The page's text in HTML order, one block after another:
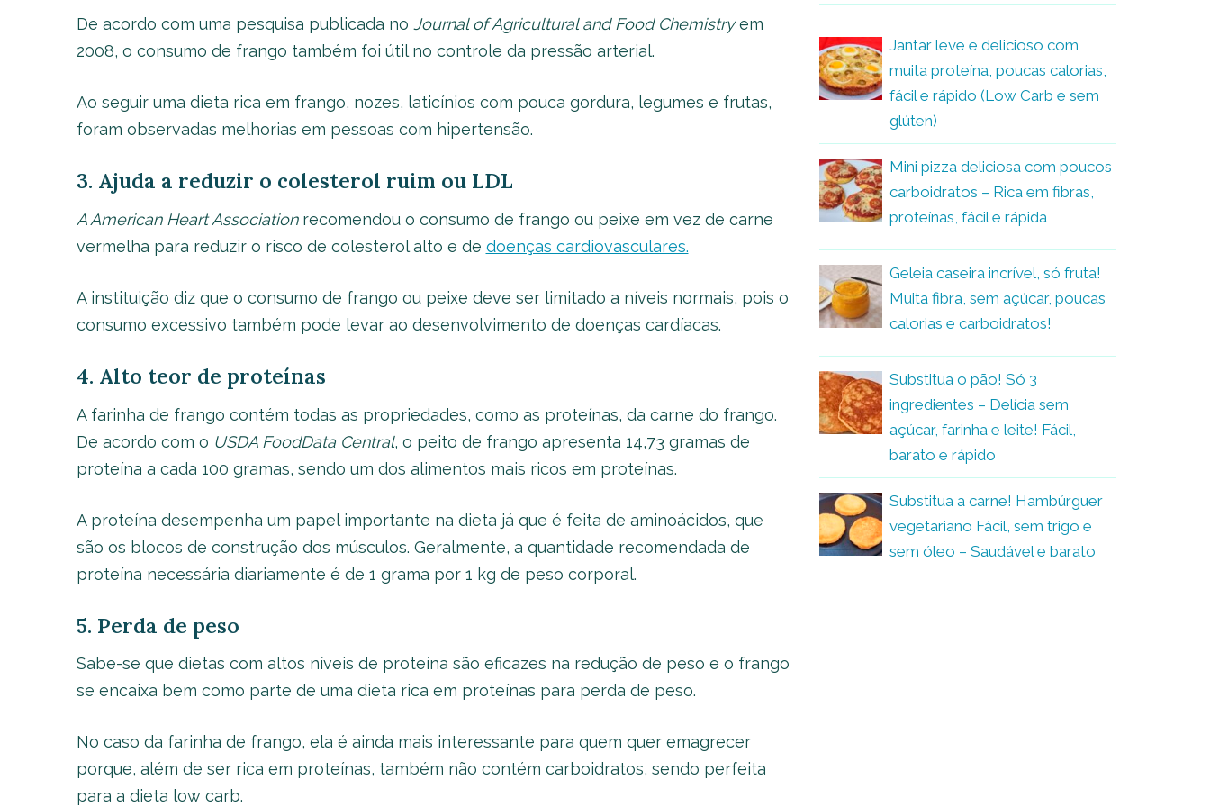
De acordo com uma pesquisa publicada no Journal of Agricultural and Food Chemistryem
2008, o consumo de frango também foi útil no controle da pressão arterial.
Ao seguir uma dieta rica em frango, nozes, laticínios com pouca gordura, legumes e frutas,
foram observadas melhorias em pessoas com hipertensão.
3. Ajuda a reduzir o colesterol ruim ou LDL
A American Heart Associationrecomendou o consumo de frango ou peixe em vez de carne
vermelha para reduzir o risco de colesterol alto e de doenças cardiovasculares.
A instituição diz que o consumo de frango ou peixe deve ser limitado a níveis normais, pois o
consumo excessivo também pode levar ao desenvolvimento de doenças cardíacas.
4. Alto teor de proteínas
A farinha de frango contém todas as propriedades, como as proteínas, da carne do frango.
De acordo com o USDA FoodData Central, o peito de frango apresenta 14,73 gramas de
proteína a cada 100 gramas, sendo um dos alimentos mais ricos em proteínas.
A proteína desempenha um papel importante na dieta já que é feita de aminoácidos, que
são os blocos de construção dos músculos. Geralmente, a quantidade recomendada de
proteína necessária diariamente é de 1 grama por 1 kg de peso corporal.
5. Perda de peso
Sabe-se que dietas com altos níveis de proteína são eficazes na redução de peso e o frango
se encaixa bem como parte de uma dieta rica em proteínas para perda de peso.
No caso da farinha de frango, ela é ainda mais interessante para quem quer emagrecer
porque, além de ser rica em proteínas, também não contém carboidratos, sendo perfeita
para a dieta low carb.
Jantar leve e delicioso com
muita proteína, poucas calorias,
fácil e rápido (Low Carb e sem
glúten)
Mini pizza deliciosa com poucos
carboidratos – Rica em fibras,
proteínas, fácil e rápida
Geleia caseira incrível, só fruta!
Muita fibra, sem açúcar, poucas
calorias e carboidratos!
Substitua o pão! Só 3
ingredientes – Delícia sem
açúcar, farinha e leite! Fácil,
barato e rápido
Substitua a carne! Hambúrguer
vegetariano Fácil, sem trigo e
sem óleo – Saudável e barato